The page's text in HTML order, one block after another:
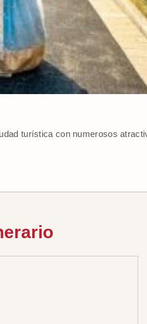
turística con numerosos